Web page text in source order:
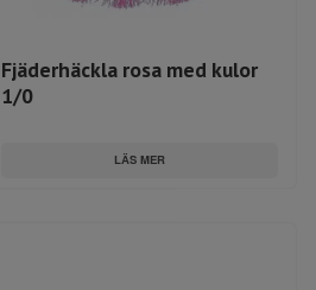
Fjäderhäckla rosa med kulor
1/0
LÄS MER